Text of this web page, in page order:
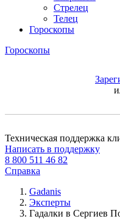
Стрелец
Телец
Гороскопы
Гороскопы
Техническая поддержка
Написать в поддержку
8 800 511 46 82
Справка
Gadanis
Эксперты
Гадалки в Сергиев